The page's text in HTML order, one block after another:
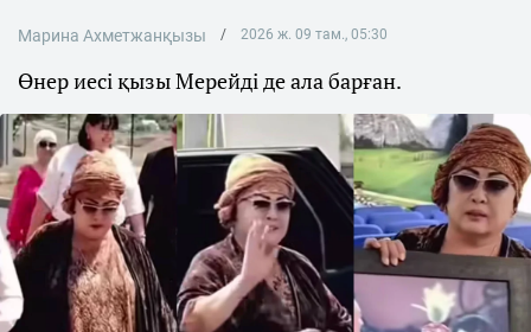
Марина Ахметжанқызы 2026 ж. 09 там., 05:30
Өнер иесі қызы Мерейді де ала барған.